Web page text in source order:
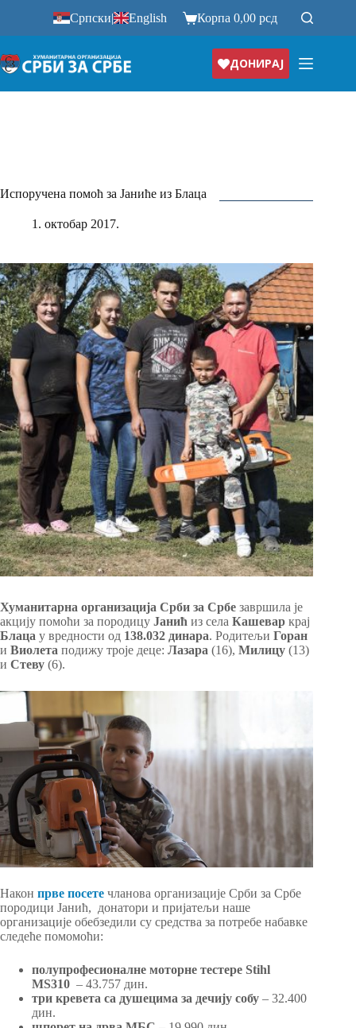
Српски| English Корпа0,00рсд
ДОНИРАЈ
Испоручена помоћ за Јаниће из Блаца
1. октобар 2017.
Хуманитарна организација Срби за Србе завршила је
акцију помоћи за породицу Јанић из села Кашевар крај
Блаца у вредности од 138.032 динара. Родитељи Горан
и Виолета подижу троје деце: Лазара (16), Милицу (13)
и Стеву (6).
Након прве посете чланова организације Срби за Србе
породици Јанић, донатори и пријатељи наше
организације обебзедили су средства за потребе набавке
следеће помомоћи:
полупрофесионалне моторне тестере Stihl
MS310 – 43.757 дин.
три кревета са душецима за дечију собу – 32.400
дин.